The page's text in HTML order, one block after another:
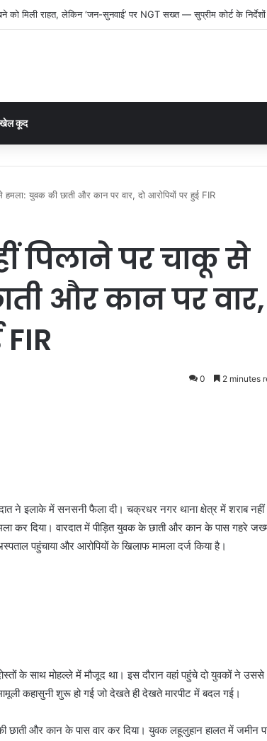
माफिया’ पर शिकंजा: रात के अंधेरे में ट्रेलरों को बनाते थे निशाना, तीन
खेल कूद
हमला: युवक की छाती और कान पर वार, दो आरोपियों पर हुई FIR
पिलाने पर चाकू से
और कान पर वार,
0 2 minutes
ने इलाके में सनसनी फैला दी। चक्रधर नगर थाना क्षेत्र में शराब नहीं
कर दिया। वारदात में पीड़ित युवक के छाती और कान के पास गहरे
पहुंचाया और आरोपियों के खिलाफ मामला दर्ज किया है।
के साथ मोहल्ले में मौजूद था। इस दौरान वहां पहुंचे दो युवकों ने उससे
कहासुनी शुरू हो गई जो देखते ही देखते मारपीट में बदल गई।
और कान के पास वार कर दिया। युवक लहूलुहान हालत में जमीन